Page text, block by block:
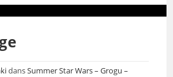
dansSummer Star Wars – Grogu –